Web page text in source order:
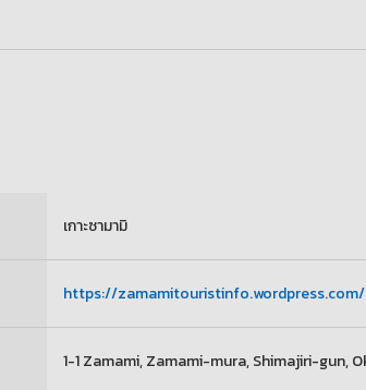
เกาะซามามิ
https://zamamitouristinfo.wordpress.com/
1-1 Zamami, Zamami-mura, Shimajiri-gun,